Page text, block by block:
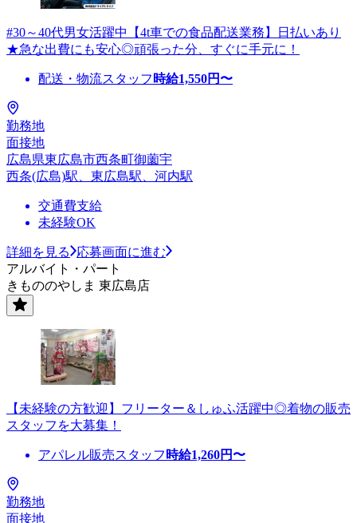
#30～40代男女活躍中【4t車での食品配送業務】日払いあり
★急な出費にも安心◎頑張った分、すぐに手元に！
配送・物流スタッフ 時給1,550円〜
勤務地
面接地
広島県東広島市西条町御薗宇
西条(広島)駅、東広島駅、河内駅
交通費支給
未経験OK
詳細を見る
応募画面に進む
アルバイト・パート
きもののやしま 東広島店
【未経験の方歓迎】フリーター＆しゅふ活躍中◎着物の販売
スタッフを大募集！
アパレル販売スタッフ 時給1,260円〜
勤務地
面接地